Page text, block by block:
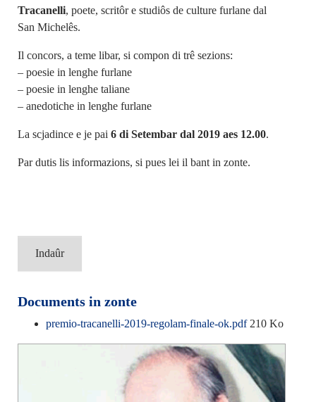
Tracanelli, poete, scritôr e studiôs de culture furlane dal
San Michelês.
Il concors, a teme libar, si compon di trê sezions:
– poesie in lenghe furlane
– poesie in lenghe taliane
– anedotiche in lenghe furlane
La scjadince e je pai 6 di Setembar dal 2019 aes 12.00.
Par dutis lis informazions, si pues lei il bant in zonte.
Indaûr
Documents in zonte
premio-tracanelli-2019-regolam-finale-ok.pdf 210 Ko